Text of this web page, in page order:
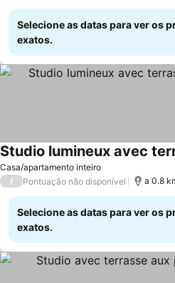
Selecione as datas para ver os
exatos.
Casa/apartamento inteiro
/ Pontuação não disponível a 0.8
Selecione as datas para ver os
exatos.